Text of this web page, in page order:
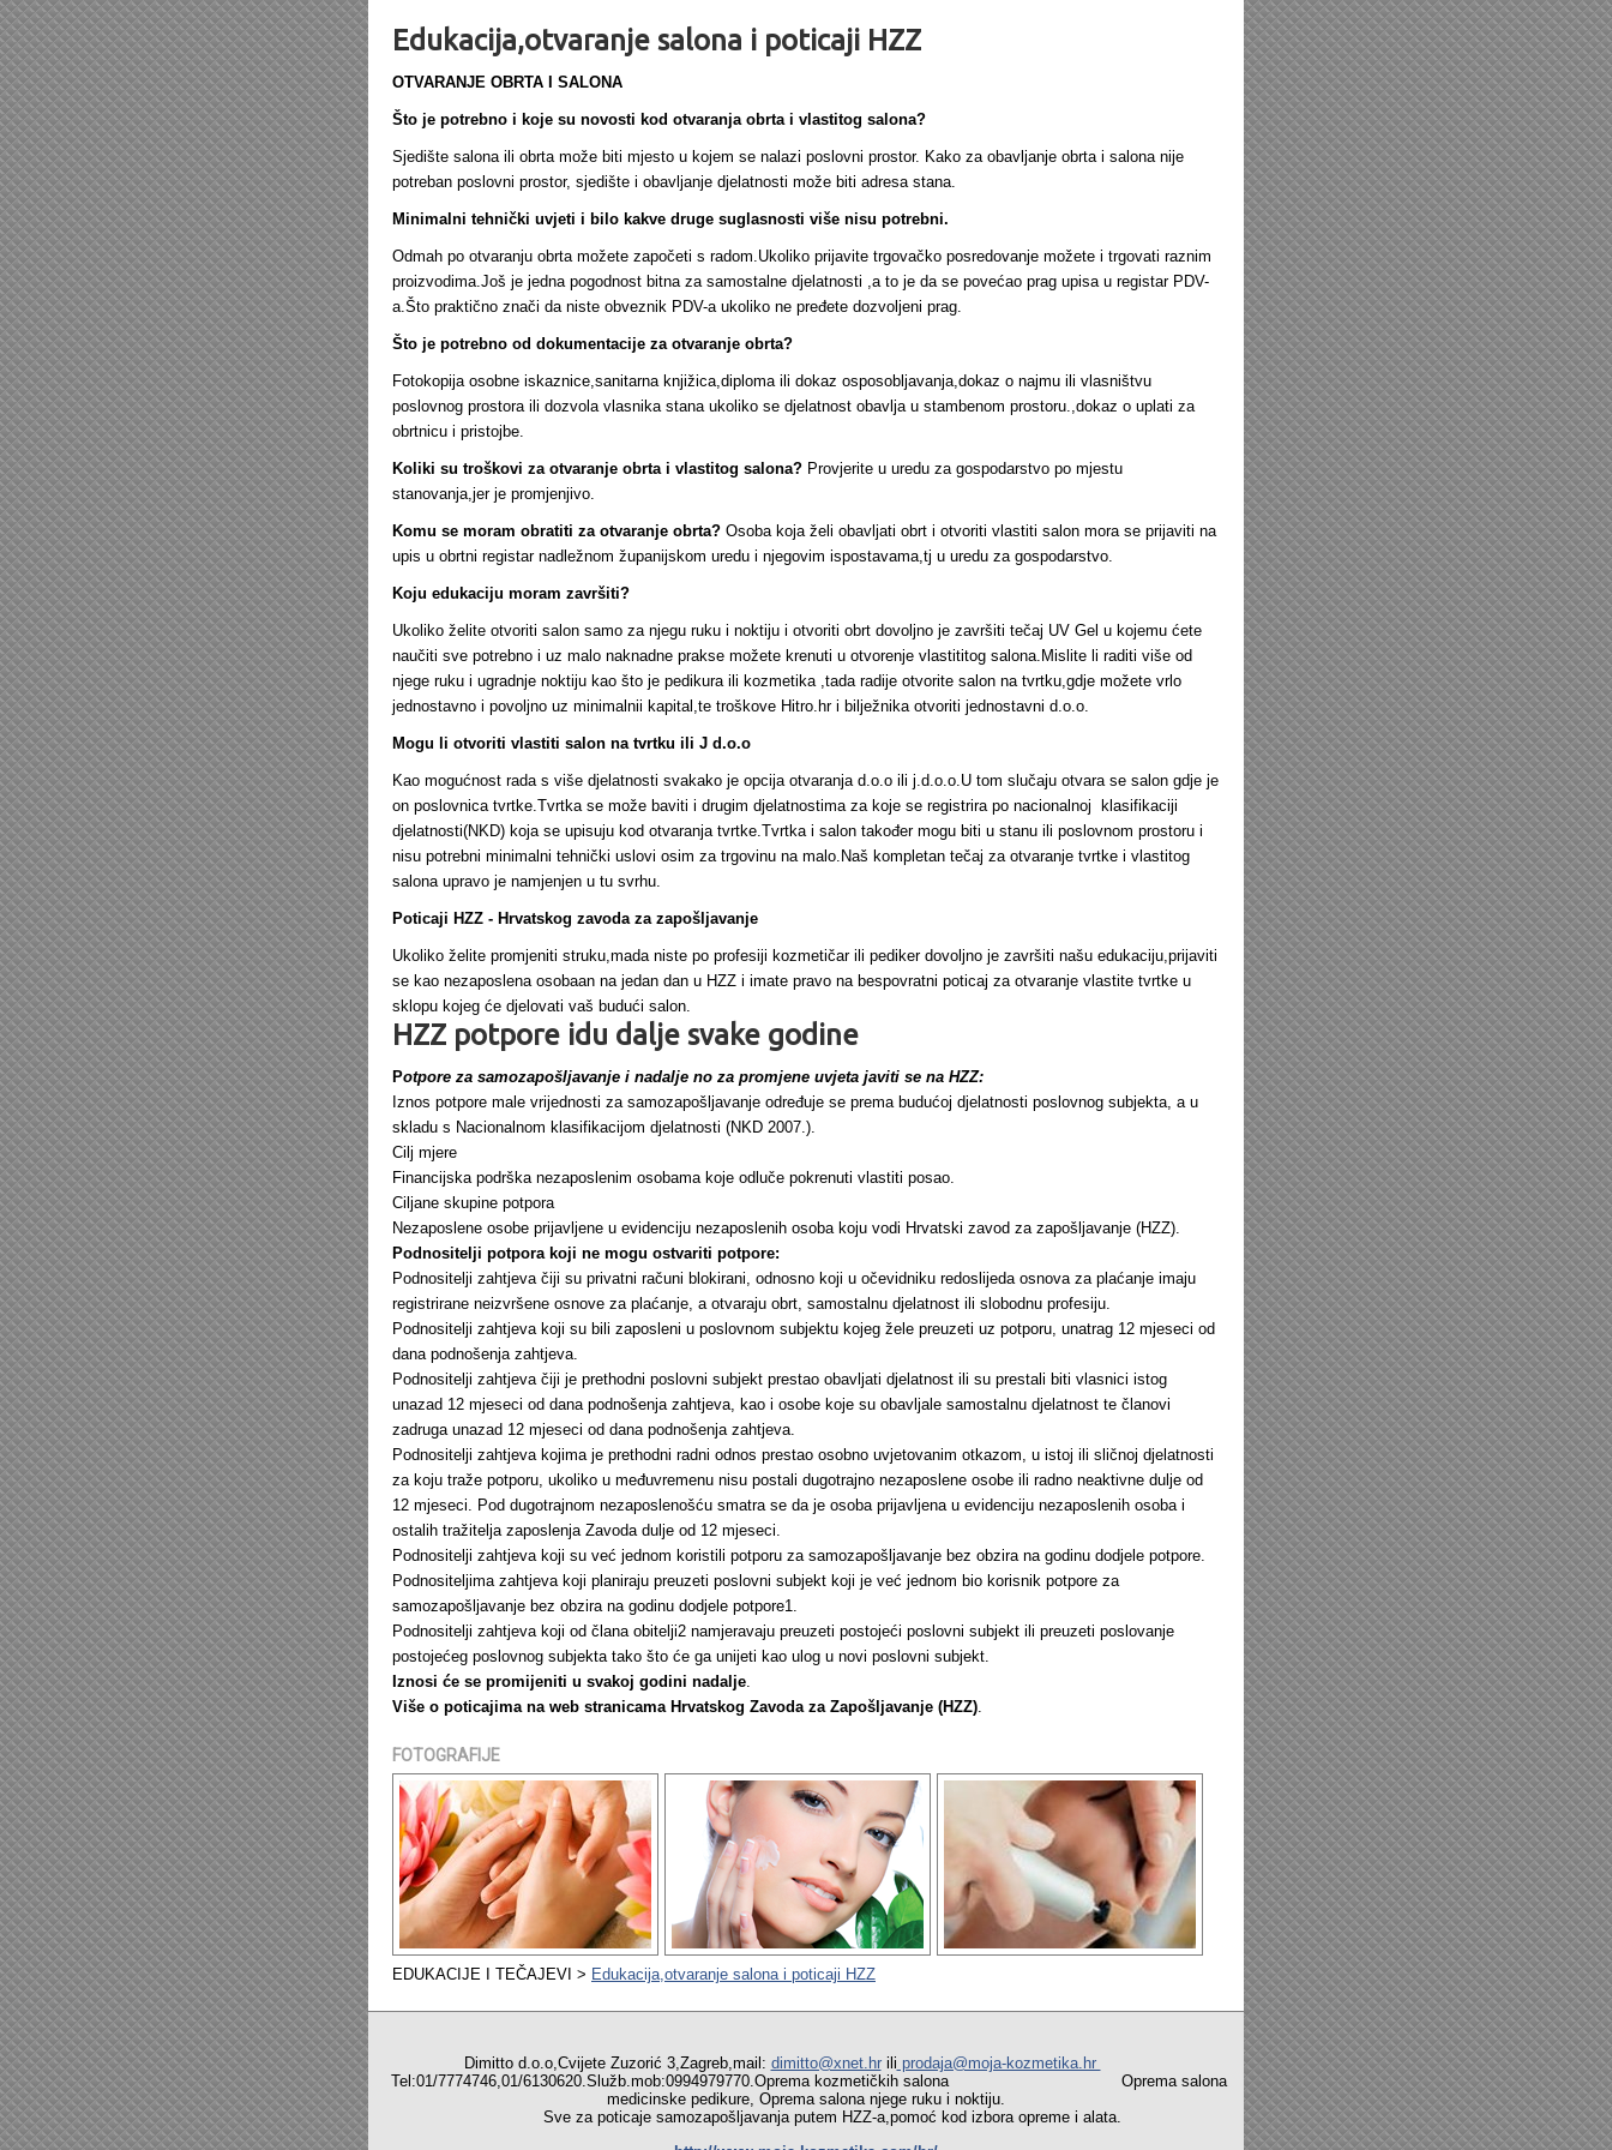
Edukacija,otvaranje salona i poticaji HZZ
OTVARANJE OBRTA I SALONA
Što je potrebno i koje su novosti kod otvaranja obrta i vlastitog salona?
Sjedište salona ili obrta može biti mjesto u kojem se nalazi poslovni prostor. Kako za obavljanje obrta i salona nije
potreban poslovni prostor, sjedište i obavljanje djelatnosti može biti adresa stana.
Minimalni tehnički uvjeti i bilo kakve druge suglasnosti više nisu potrebni.
Odmah po otvaranju obrta možete započeti s radom.Ukoliko prijavite trgovačko posredovanje možete i trgovati raznim
proizvodima.Još je jedna pogodnost bitna za samostalne djelatnosti ,a to je da se povećao prag upisa u registar PDV-
a.Što praktično znači da niste obveznik PDV-a ukoliko ne pređete dozvoljeni prag.
Što je potrebno od dokumentacije za otvaranje obrta?
Fotokopija osobne iskaznice,sanitarna knjižica,diploma ili dokaz osposobljavanja,dokaz o najmu ili vlasništvu
poslovnog prostora ili dozvola vlasnika stana ukoliko se djelatnost obavlja u stambenom prostoru.,dokaz o uplati za
obrtnicu i pristojbe.
Koliki su troškovi za otvaranje obrta i vlastitog salona? Provjerite u uredu za gospodarstvo po mjestu
stanovanja,jer je promjenjivo.
Komu se moram obratiti za otvaranje obrta? Osoba koja želi obavljati obrt i otvoriti vlastiti salon mora se prijaviti na
upis u obrtni registar nadležnom županijskom uredu i njegovim ispostavama,tj u uredu za gospodarstvo.
Koju edukaciju moram završiti?
Ukoliko želite otvoriti salon samo za njegu ruku i noktiju i otvoriti obrt dovoljno je završiti tečaj UV Gel u kojemu ćete
naučiti sve potrebno i uz malo naknadne prakse možete krenuti u otvorenje vlastititog salona.Mislite li raditi više od
njege ruku i ugradnje noktiju kao što je pedikura ili kozmetika ,tada radije otvorite salon na tvrtku,gdje možete vrlo
jednostavno i povoljno uz minimalnii kapital,te troškove Hitro.hr i bilježnika otvoriti jednostavni d.o.o.
Mogu li otvoriti vlastiti salon na tvrtku ili J d.o.o
Kao mogućnost rada s više djelatnosti svakako je opcija otvaranja d.o.o ili j.d.o.o.U tom slučaju otvara se salon gdje je
on poslovnica tvrtke.Tvrtka se može baviti i drugim djelatnostima za koje se registrira po nacionalnoj klasifikaciji
djelatnosti(NKD) koja se upisuju kod otvaranja tvrtke.Tvrtka i salon također mogu biti u stanu ili poslovnom prostoru i
nisu potrebni minimalni tehnički uslovi osim za trgovinu na malo.Naš kompletan tečaj za otvaranje tvrtke i vlastitog
salona upravo je namjenjen u tu svrhu.
Poticaji HZZ - Hrvatskog zavoda za zapošljavanje
Ukoliko želite promjeniti struku,mada niste po profesiji kozmetičar ili pediker dovoljno je završiti našu edukaciju,prijaviti
se kao nezaposlena osobaan na jedan dan u HZZ i imate pravo na bespovratni poticaj za otvaranje vlastite tvrtke u
sklopu kojeg će djelovati vaš budući salon.
HZZ potpore idu dalje svake godine
Potpore za samozapošljavanje i nadalje no za promjene uvjeta javiti se na HZZ:
Iznos potpore male vrijednosti za samozapošljavanje određuje se prema budućoj djelatnosti poslovnog subjekta, a u
skladu s Nacionalnom klasifikacijom djelatnosti (NKD 2007.).
Cilj mjere
Financijska podrška nezaposlenim osobama koje odluče pokrenuti vlastiti posao.
Ciljane skupine potpora
Nezaposlene osobe prijavljene u evidenciju nezaposlenih osoba koju vodi Hrvatski zavod za zapošljavanje (HZZ).
Podnositelji potpora koji ne mogu ostvariti potpore:
Podnositelji zahtjeva čiji su privatni računi blokirani, odnosno koji u očevidniku redoslijeda osnova za plaćanje imaju
registrirane neizvršene osnove za plaćanje, a otvaraju obrt, samostalnu djelatnost ili slobodnu profesiju.
Podnositelji zahtjeva koji su bili zaposleni u poslovnom subjektu kojeg žele preuzeti uz potporu, unatrag 12 mjeseci od
dana podnošenja zahtjeva.
Podnositelji zahtjeva čiji je prethodni poslovni subjekt prestao obavljati djelatnost ili su prestali biti vlasnici istog
unazad 12 mjeseci od dana podnošenja zahtjeva, kao i osobe koje su obavljale samostalnu djelatnost te članovi
zadruga unazad 12 mjeseci od dana podnošenja zahtjeva.
Podnositelji zahtjeva kojima je prethodni radni odnos prestao osobno uvjetovanim otkazom, u istoj ili sličnoj djelatnosti
za koju traže potporu, ukoliko u međuvremenu nisu postali dugotrajno nezaposlene osobe ili radno neaktivne dulje od
12 mjeseci. Pod dugotrajnom nezaposlenošću smatra se da je osoba prijavljena u evidenciju nezaposlenih osoba i
ostalih tražitelja zaposlenja Zavoda dulje od 12 mjeseci.
Podnositelji zahtjeva koji su već jednom koristili potporu za samozapošljavanje bez obzira na godinu dodjele potpore.
Podnositeljima zahtjeva koji planiraju preuzeti poslovni subjekt koji je već jednom bio korisnik potpore za
samozapošljavanje bez obzira na godinu dodjele potpore1.
Podnositelji zahtjeva koji od člana obitelji2 namjeravaju preuzeti postojeći poslovni subjekt ili preuzeti poslovanje
postojećeg poslovnog subjekta tako što će ga unijeti kao ulog u novi poslovni subjekt.
Iznosi će se promijeniti u svakoj godini nadalje.
Više o poticajima na web stranicama Hrvatskog Zavoda za Zapošljavanje (HZZ).
FOTOGRAFIJE
EDUKACIJE I TEČAJEVI > Edukacija,otvaranje salona i poticaji HZZ
Dimitto d.o.o,Cvijete Zuzorić 3,Zagreb,mail: dimitto@xnet.hrili prodaja@moja-kozmetika.hr
Tel:01/7774746,01/6130620.Služb.mob:0994979770.Oprema kozmetičkih salona Oprema salona
medicinske pedikure, Oprema salona njege ruku i noktiju.
Sve za poticaje samozapošljavanja putem HZZ-a,pomoć kod izbora opreme i alata.